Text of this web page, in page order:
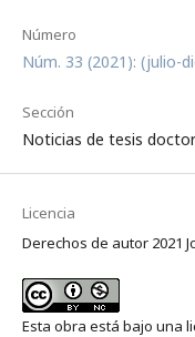
Número
Núm. 33 (2021): (julio-
Sección
Noticias de tesis
Licencia
Derechos de autor 2021
Esta obra está bajo una